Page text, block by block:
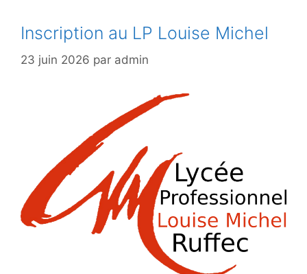
Inscription au LP Louise Michel
23 juin 2026 par admin